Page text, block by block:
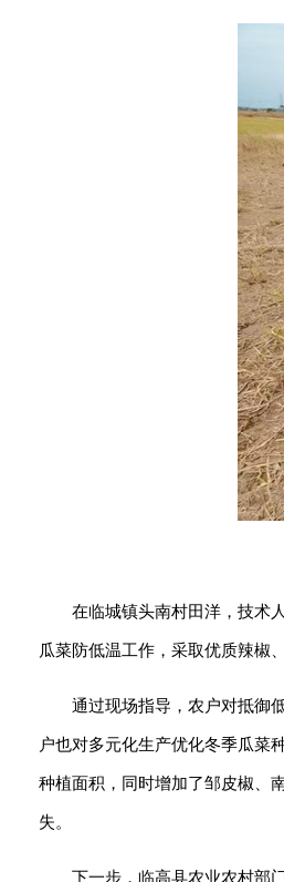
在临城镇头南村田洋，技术
瓜菜防低温工作，采取优质辣椒
通过现场指导，农户对抵御
户也对多元化生产优化冬季瓜菜
种植面积，同时增加了邹皮椒、
失。
下一步，临高县农业农村部